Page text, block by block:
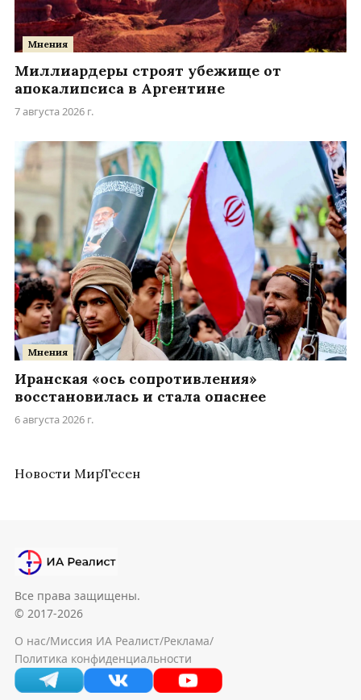
Мнения
Миллиардеры строят убежище от
апокалипсиса в Аргентине
7 августа 2026 г.
Мнения
Иранская «ось сопротивления»
восстановилась и стала опаснее
6 августа 2026 г.
Новости МирТесен
Все права защищены.
© 2017-2026
О нас/Миссия ИА Реалист/Реклама/
Политика конфиденциальности